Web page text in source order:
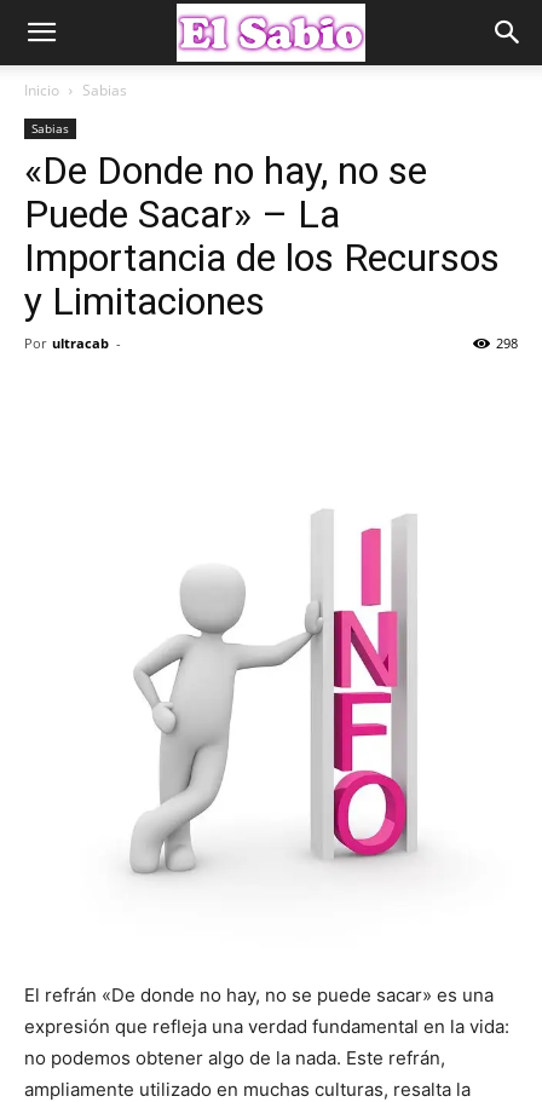
Inicio Sabias
Sabias
«De Donde no hay, no se
Puede Sacar» – La
Importancia de los Recursos
y Limitaciones
Por ultracab - 298
El refrán «De donde no hay, no se puede sacar» es una
expresión que refleja una verdad fundamental en la vida:
no podemos obtener algo de la nada. Este refrán,
ampliamente utilizado en muchas culturas, resalta la